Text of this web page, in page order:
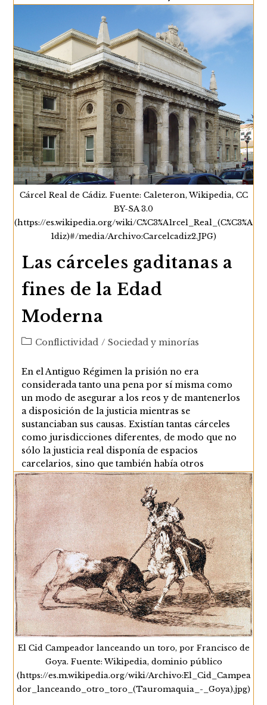
una larga experiencia y conocimiento…
Continuar LeyendoEl
Paseo
Estadístico
Por
Las
Costas
De
Andalucía
De
José
González
Montoya
(1820)
Cárcel Real de Cádiz. Fuente: Caleteron, Wikipedia, CC
BY-SA 3.0
(https://es.wikipedia.org/wiki/C%C3%A1rcel_Real_(C%C3%A
1diz)#/media/Archivo:Carcelcadiz2.JPG)
Las cárceles gaditanas a
fines de la Edad
Moderna
Categoría
la
entrada:
Conflictividad / Sociedad y minorías
En el Antiguo Régimen la prisión no era
considerada tanto una pena por sí misma como
un modo de asegurar a los reos y de mantenerlos
a disposición de la justicia mientras se
sustanciaban sus causas. Existían tantas cárceles
como jurisdicciones diferentes, de modo que no
sólo la justicia real disponía de espacios
carcelarios, sino que también había otros
dependientes de la justicia eclesiástica, la
Inquisición o la Santa Hermandad. Cárceles reales
las había en cada…
Continuar LeyendoLas
Cárceles
Gaditanas
A
Fines
De
La
Edad
Moderna
El Cid Campeador lanceando un toro, por Francisco de
Goya. Fuente: Wikipedia, dominio público
(https://es.m.wikipedia.org/wiki/Archivo:El_Cid_Campea
dor_lanceando_otro_toro_(Tauromaquia_-_Goya).jpg)